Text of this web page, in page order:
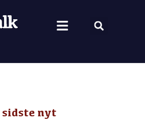
sidste nyt